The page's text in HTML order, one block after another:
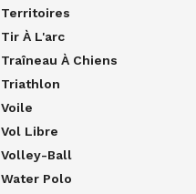
Territoires
Tir À L'arc
Traîneau À Chiens
Triathlon
Voile
Vol Libre
Volley-Ball
Water Polo